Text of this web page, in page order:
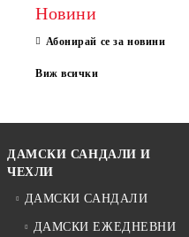
Новини
Абонирай се за новини
Виж всички
ДАМСКИ САНДАЛИ И
ЧЕХЛИ
ДАМСКИ САНДАЛИ
ДАМСКИ ЕЖЕДНЕВНИ